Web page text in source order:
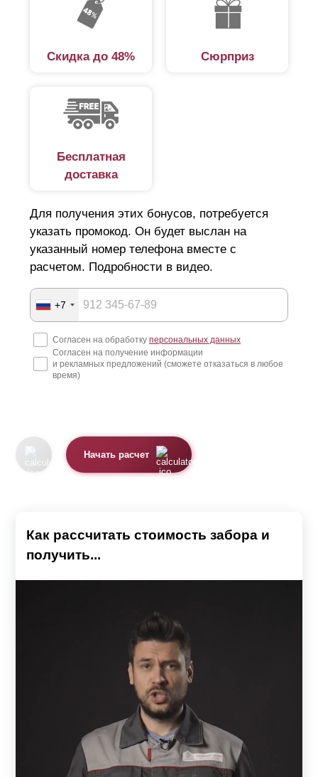
Скидка до 48% Сюрприз
Бесплатная
доставка
Для получения этих бонусов, потребуется
указать промокод. Он будет выслан на
указанный номер телефона вместе с
расчетом. Подробности в видео.
+7
Согласен на обработку персональных данных
Согласен на получение информации
и рекламных предложений (сможете отказаться в любое
время)
Начать расчет
Как рассчитать стоимость забора и
получить...